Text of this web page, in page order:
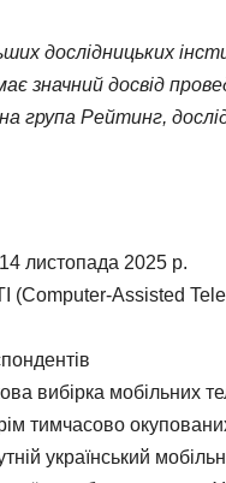
дослідницьких
значний досвід
група Рейтинг,
листопада 2025 р.
(Computer-Assisted
вибірка мобільних
тимчасово
український